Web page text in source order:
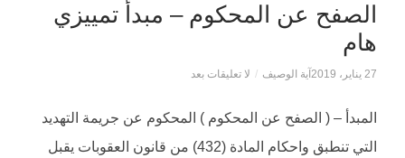
الصفح عن المحكوم – مبدأ تمييزي
هام
27 يناير، 2019 آية الوصيف / لا تعليقات بعد
المبدأ – ( الصفح عن المحكوم ) المحكوم عن جريمة التهديد
التي تنطبق واحكام المادة (432) من قانون العقوبات يقبل